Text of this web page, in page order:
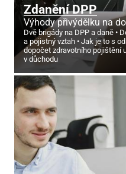
Zdanění DPP
Výhody přivýdělku na
Dvě brigády na DPP a daně
a pojistný vztah
Jak je to s
dopočet zdravotního pojištění
v důchodu